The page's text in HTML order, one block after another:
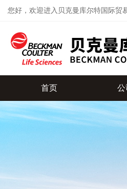
您好，欢迎进入贝克曼库尔特国际贸
首页 公